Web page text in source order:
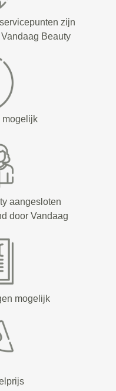
zijn
Beauty
mogelijk
aangesloten
door Vandaag
mogelijk